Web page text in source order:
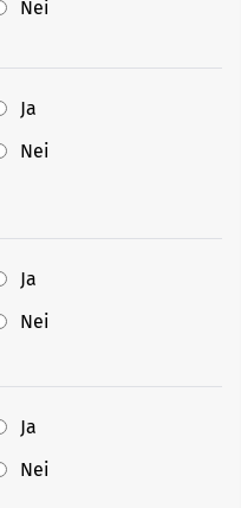
Nei
Ja
Nei
Ja
Nei
Ja
Nei